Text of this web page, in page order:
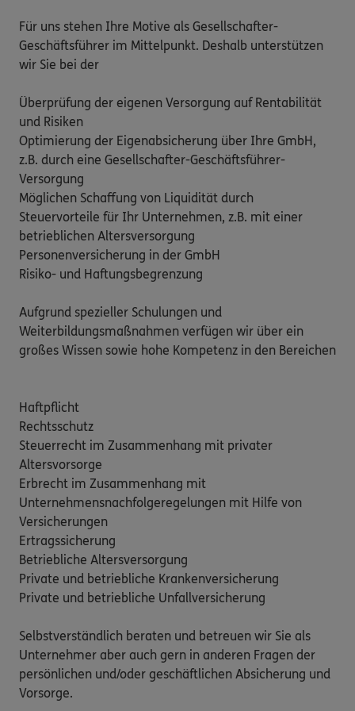
Für uns stehen Ihre Motive als Gesellschafter-
Geschäftsführer im Mittelpunkt. Deshalb unterstützen
wir Sie bei der
Überprüfung der eigenen Versorgung auf Rentabilität
und Risiken
Optimierung der Eigenabsicherung über Ihre GmbH,
z.B. durch eine Gesellschafter-Geschäftsführer-
Versorgung
Möglichen Schaffung von Liquidität durch
Steuervorteile für Ihr Unternehmen, z.B. mit einer
betrieblichen Altersversorgung
Personenversicherung in der GmbH
Risiko- und Haftungsbegrenzung
Aufgrund spezieller Schulungen und
Weiterbildungsmaßnahmen verfügen wir über ein
großes Wissen sowie hohe Kompetenz in den Bereichen
Haftpflicht
Rechtsschutz
Steuerrecht im Zusammenhang mit privater
Altersvorsorge
Erbrecht im Zusammenhang mit
Unternehmensnachfolgeregelungen mit Hilfe von
Versicherungen
Ertragssicherung
Betriebliche Altersversorgung
Private und betriebliche Krankenversicherung
Private und betriebliche Unfallversicherung
Selbstverständlich beraten und betreuen wir Sie als
Unternehmer aber auch gern in anderen Fragen der
persönlichen und/oder geschäftlichen Absicherung und
Vorsorge.